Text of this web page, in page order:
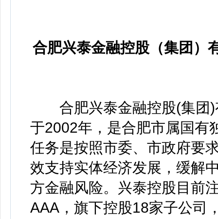
合肥兴泰金融控股（集团）
合肥兴泰金融控股(集团)
于2002年，是合肥市属国有
任务是按照市委、市政府要
效支持实体经济发展，缓解
方金融风险。兴泰控股目前
AAA，旗下控股18家子公司